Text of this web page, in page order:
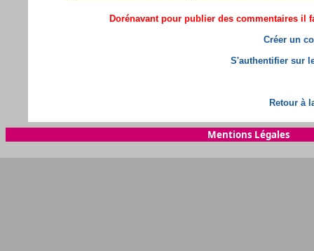
Dorénavant pour publier des commentaires il
Créer un
S'authentifier sur
Retour à
Mentions Légales